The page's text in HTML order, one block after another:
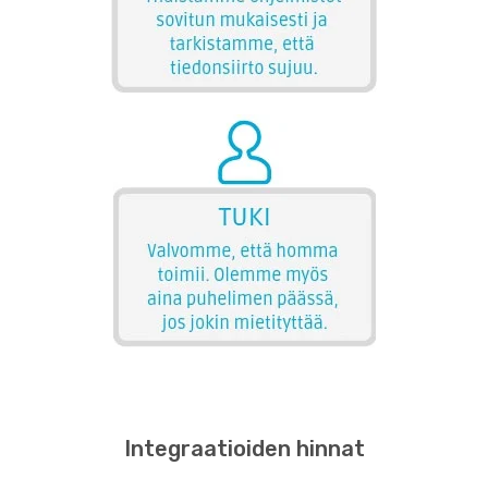
Integraatioiden hinnat